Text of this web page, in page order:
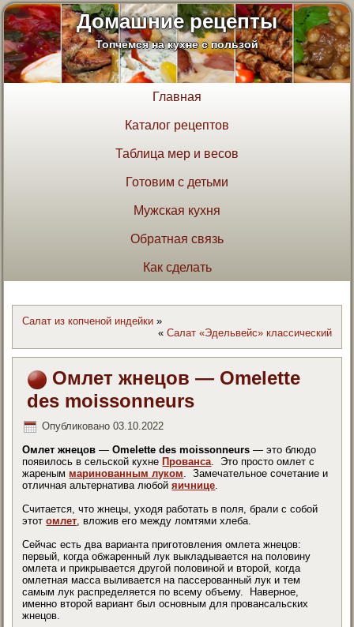
Домашние рецепты
Топчемся на кухне с пользой
Главная
Каталог рецептов
Таблица мер и весов
Готовим с детьми
Мужская кухня
Обратная связь
Как сделать
Салат из копченой индейки »
« Салат «Эдельвейс» классический
Омлет жнецов — Omelette
des moissonneurs
Опубликовано 03.10.2022
Омлет жнецов —Omelette des moissonneurs — это блюдо
появилось в сельской кухне Прованса. Это просто омлет с
жареным маринованным луком. Замечательное сочетание и
отличная альтернатива любойяичнице.
Считается, что жнецы, уходя работать в поля, брали с собой
этотомлет, вложив его между ломтями хлеба.
Сейчас есть два варианта приготовления омлета жнецов:
первый, когда обжаренный лук выкладывается на половину
омлета и прикрывается другой половиной и второй, когда
омлетная масса выливается на пассерованный лук и тем
самым лук распределяется по всему объему. Наверное,
именно второй вариант был основным для провансальских
жнецов.